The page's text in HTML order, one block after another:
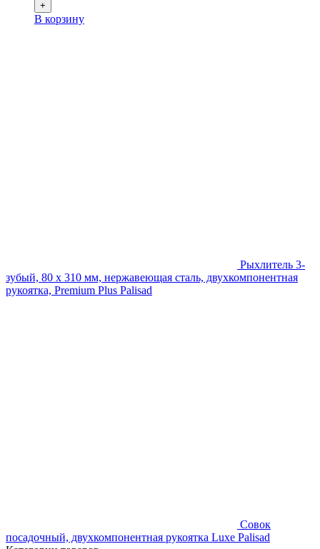
+
В корзину
Рыхлитель 3-
зубый, 80 х 310 мм, нержавеющая сталь, двухкомпонентная
рукоятка, Premium Plus Palisad
Совок
посадочный, двухкомпонентная рукоятка Luxe Palisad